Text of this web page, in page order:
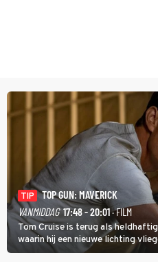
TIP
TOP GUN: MAVERICK
VANMIDDAG 17:48 - 20:01· FILM
Tom Cruise is terug als
waarin hij een nieuwe lichting
werk.